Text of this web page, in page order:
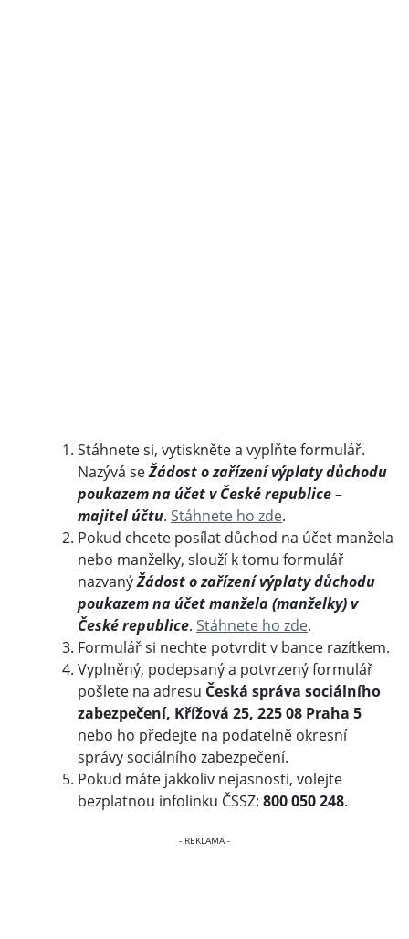
Stáhnete si, vytiskněte a vyplňte formulář.
Nazývá seŽádost o zařízení výplaty důchodu
poukazem na účet v České republice –
majitel účtu. Stáhnete ho zde.
Pokud chcete posílat důchod na účet manžela
nebo manželky, slouží k tomu formulář
nazvanýŽádost o zařízení výplaty důchodu
poukazem na účet manžela (manželky) v
České republice. Stáhnete ho zde.
Formulář si nechte potvrdit v bance razítkem.
Vyplněný, podepsaný a potvrzený formulář
pošlete na adresu Česká správa sociálního
zabezpečení, Křížová 25, 225 08 Praha 5
nebo ho předejte na podatelně okresní
správy sociálního zabezpečení.
Pokud máte jakkoliv nejasnosti, volejte
bezplatnou infolinku ČSSZ: 800 050 248.